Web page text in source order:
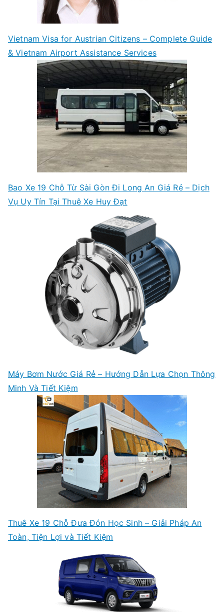
Vietnam Visa for Austrian Citizens – Complete Guide
& Vietnam Airport Assistance Services
Bao Xe 19 Chỗ Từ Sài Gòn Đi Long An Giá Rẻ – Dịch
Vụ Uy Tín Tại Thuê Xe Huy Đạt
Máy Bơm Nước Giá Rẻ – Hướng Dẫn Lựa Chọn Thông
Minh Và Tiết Kiệm
Thuê Xe 19 Chỗ Đưa Đón Học Sinh – Giải Pháp An
Toàn, Tiện Lợi và Tiết Kiệm